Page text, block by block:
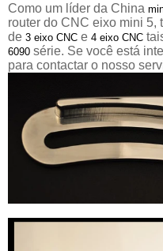
Como um líder da China
router do CNC eixo mini 5,
de 3 eixo CNC e 4 eixo CNC
6090 série. Se você está
para contactar o nosso